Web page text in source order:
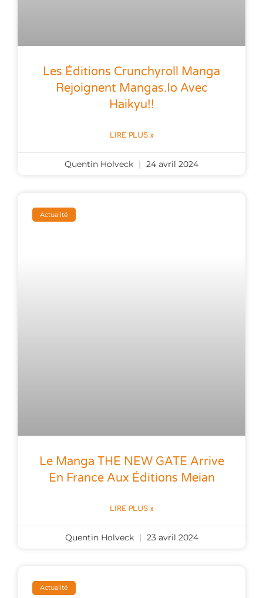
Les Éditions Crunchyroll Manga
Rejoignent Mangas.io Avec
Haikyu!!
LIRE PLUS »
Quentin Holveck 24 avril 2024
Actualité
Le Manga THE NEW GATE Arrive
En France Aux Éditions Meian
LIRE PLUS »
Quentin Holveck 23 avril 2024
Actualité